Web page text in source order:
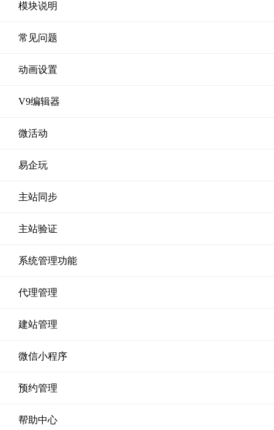
模块说明
常见问题
动画设置
V9编辑器
微活动
易企玩
主站同步
主站验证
系统管理功能
代理管理
建站管理
微信小程序
预约管理
帮助中心